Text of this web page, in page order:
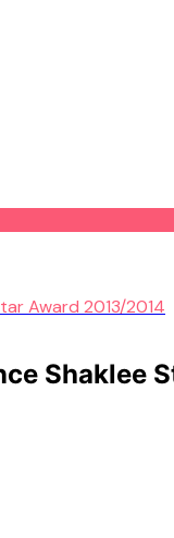
Award 2013/2014
Shaklee